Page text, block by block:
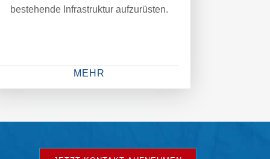
bestehende Infrastruktur aufzurüsten.
MEHR